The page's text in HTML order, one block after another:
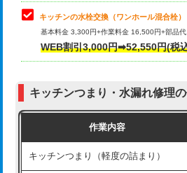
用（追加）/3ｍ超え)
給水管工事※（ライニング鋼管・銅
管・ポリ管・HT管使用/3ｍまで)
管・ポリ管・HT管使用/3ｍ超え)
排水管工事（土の掘削・埋め戻し作
排水管工事（排水管工事/3ｍまで）
お風呂タンク脱着
その他部品の脱着
式・ワンホール）)
キッチンの水栓交換（ワンホール混合栓）
基本料金 3,300円+作業料金 16,500円+部品
WEB割引3,000円➡52,550円(税
キッチンつまり・水漏れ修理
作業内容
キッチンつまり（軽度の詰まり）